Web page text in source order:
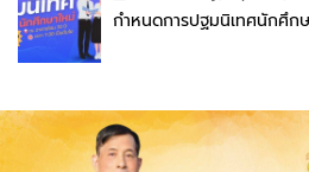
กำหนดการปฐมนิเทศนักศึก